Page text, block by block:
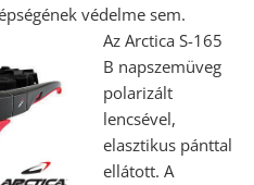
védelme sem.
Az Arctica S-165
B napszemüveg
polarizált
lencsével,
elasztikus pánttal
ellátott. A